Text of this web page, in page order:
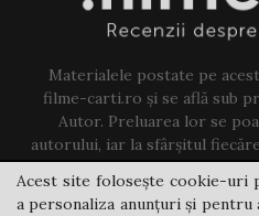
Materialele postate pe
filme-carti.ro și se află sub
Autor. Preluarea lor se
autorului, iar la sfârșitul
existe un link
Contact us:
Acest site folosește cookie-uri
a personaliza anunțuri și